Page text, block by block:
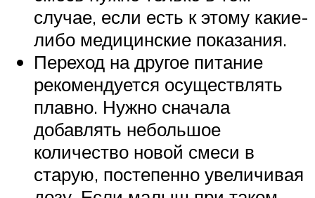
случае, если есть к этому какие-
либо медицинские показания.
Переход на другое питание
рекомендуется осуществлять
плавно. Нужно сначала
добавлять небольшое
количество новой смеси в
старую, постепенно увеличивая